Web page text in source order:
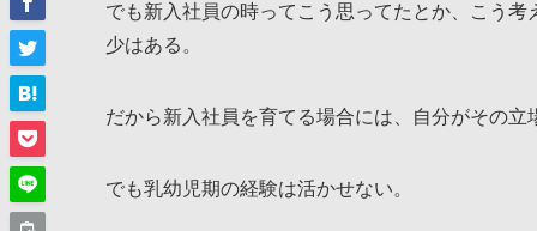
でも新入社員の時ってこう思ってたとか、こう
少はある。
だから新入社員を育てる場合には、自分がその立
でも乳幼児期の経験は活かせない。